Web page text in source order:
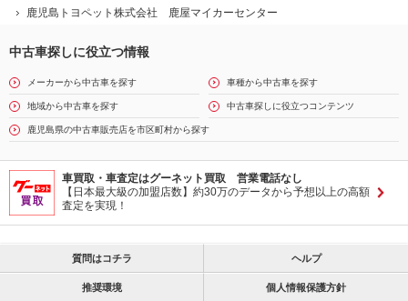
鹿児島トヨペット株式会社 鹿屋マイカーセンター
中古車探しに役立つ情報
メーカーから中古車を探す 車種から中古車を探す
地域から中古車を探す 中古車探しに役立つコンテンツ
鹿児島県の中古車販売店を市区町村から探す
車買取・車査定はグーネット買取 営業電話なし
【日本最大級の加盟店数】約30万のデータから予想以上の高額
査定を実現！
質問はコチラ ヘルプ
推奨環境 個人情報保護方針